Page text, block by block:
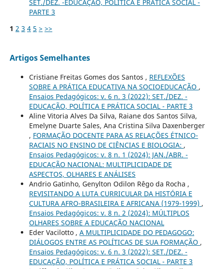
SET./DEZ. -EDUCAÇÃO, POLÍTICA E PRÁTICA SOCIAL -
PARTE 3
1 2 3 4 5 > >>
Artigos Semelhantes
Cristiane Freitas Gomes dos Santos , REFLEXÕES
SOBRE A PRÁTICA EDUCATIVA NA SOCIOEDUCAÇÃO ,
Ensaios Pedagógicos: v. 6 n. 3 (2022): SET./DEZ. -
EDUCAÇÃO, POLÍTICA E PRÁTICA SOCIAL - PARTE 3
Aline Vitoria Alves Da Silva, Raiane dos Santos Silva,
Emelyne Duarte Sales, Ana Cristina Silva Daxenberger
, FORMAÇÃO DOCENTE PARA AS RELAÇÕES ÉTNICO-
RACIAIS NO ENSINO DE CIÊNCIAS E BIOLOGIA: ,
Ensaios Pedagógicos: v. 8 n. 1 (2024): JAN./ABR. -
EDUCAÇÃO NACIONAL: MULTIPLICIDADE DE
ASPECTOS, OLHARES E ANÁLISES
Andrio Gatinho, Genylton Odilon Rêgo da Rocha ,
REVISITANDO A LUTA CURRICULAR DA HISTÓRIA E
CULTURA AFRO-BRASILEIRA E AFRICANA (1979-1999) ,
Ensaios Pedagógicos: v. 8 n. 2 (2024): MÚLTIPLOS
OLHARES SOBRE A EDUCAÇÃO NACIONAL
Eder Vacilotto , A MULTIPLICIDADE DO PEDAGOGO:
DIÁLOGOS ENTRE AS POLÍTICAS DE SUA FORMAÇÃO ,
Ensaios Pedagógicos: v. 6 n. 3 (2022): SET./DEZ. -
EDUCAÇÃO, POLÍTICA E PRÁTICA SOCIAL - PARTE 3